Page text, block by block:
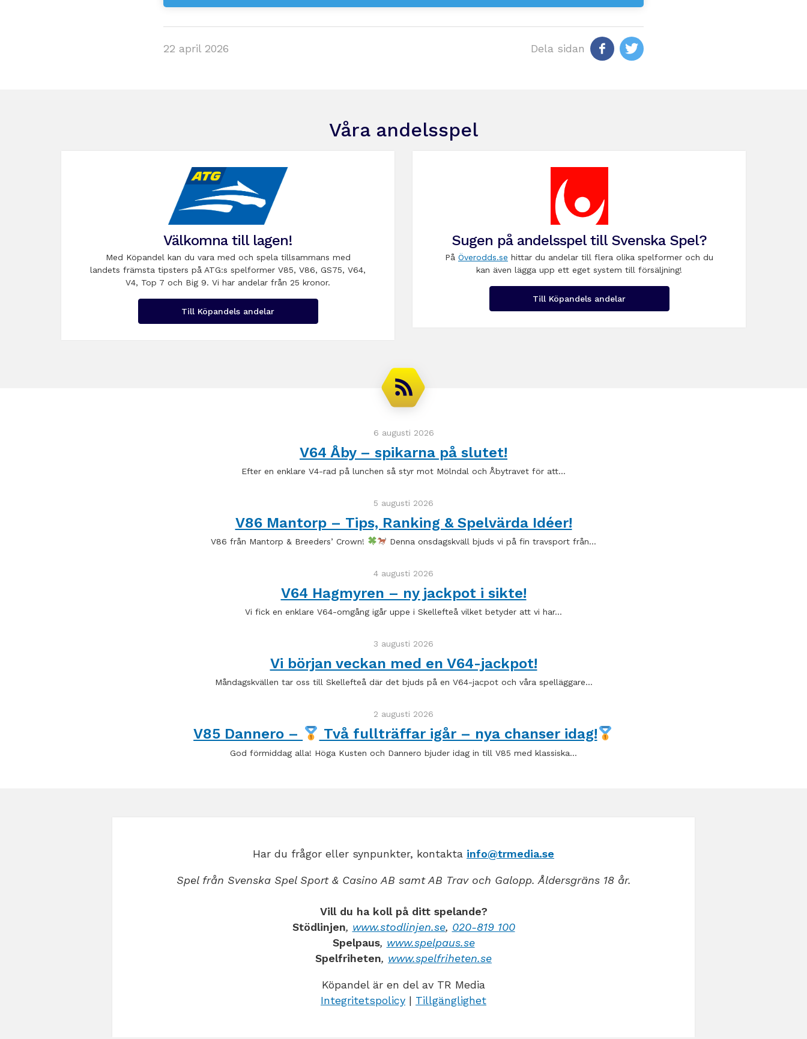
Dela sidan
22 april 2026
Våra andelsspel
Välkomna till lagen!
Med Köpandel kan du vara med och spela tillsammans med
landets främsta tipsters på ATG:s spelformer V85, V86, GS75, V64,
V4, Top 7 och Big 9. Vi har andelar från 25 kronor.
Till Köpandels andelar
Sugen på andelsspel till Svenska Spel?
På Överodds.se hittar du andelar till flera olika spelformer och du
kan även lägga upp ett eget system till försäljning!
Till Köpandels andelar
6 augusti 2026
V64 Åby – spikarna på slutet!
Efter en enklare V4-rad på lunchen så styr mot Mölndal och Åbytravet för att…
5 augusti 2026
V86 Mantorp – Tips, Ranking & Spelvärda Idéer!
V86 från Mantorp & Breeders’ Crown! Denna onsdagskväll bjuds vi på fin travsport från…
4 augusti 2026
V64 Hagmyren – ny jackpot i sikte!
Vi fick en enklare V64-omgång igår uppe i Skellefteå vilket betyder att vi har…
3 augusti 2026
Vi början veckan med en V64-jackpot!
Måndagskvällen tar oss till Skellefteå där det bjuds på en V64-jacpot och våra spelläggare…
2 augusti 2026
V85 Dannero – Två fullträffar igår – nya chanser idag!
God förmiddag alla! Höga Kusten och Dannero bjuder idag in till V85 med klassiska…
Har du frågor eller synpunkter, kontakta info@trmedia.se
Spel från Svenska Spel Sport & Casino AB samt AB Trav och Galopp. Åldersgräns 18 år.
Vill du ha koll på ditt spelande?
Stödlinjen, www.stodlinjen.se, 020-819 100
Spelpaus, www.spelpaus.se
Spelfriheten, www.spelfriheten.se
Köpandel är en del av TR Media
Integritetspolicy | Tillgänglighet